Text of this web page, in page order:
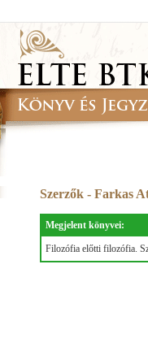
Szerzők - Farkas
Megjelent könyvei:
Filozófia előtti filozófia.